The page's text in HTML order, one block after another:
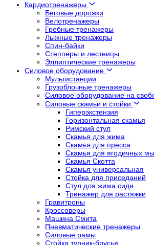
Кардиотренажеры
Беговые дорожки
Велотренажеры
Гребные тренажеры
Лыжные тренажеры
Спин-байки
Степперы и лестницы
Эллиптические тренажеры
Силовое оборудование
Мультистанции
Грузоблочные тренажеры
Силовое оборудование на
Силовые скамьи и стойки
Гиперэкстензия
Горизонтальная скамья
Римский стул
Скамья для жима
Скамья для пресса
Скамья для ягодичных
Скамья Скотта
Скамья универсальная
Стойка для приседаний
Стул для жима сидя
Тренажер для растяжки
Гравитроны
Кроссоверы
Машина Смита
Пневматические тренажеры
Силовые рамы
Стойка турник-брусья